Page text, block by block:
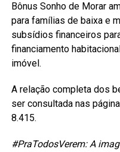
Bônus Sonho de Morar
para famílias de baixa e
subsídios financeiros
financiamento
imóvel.
A relação completa dos
ser consultada nas
8.415.
#PraTodosVerem: A